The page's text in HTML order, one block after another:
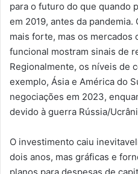
para o futuro do que quando
em 2019, antes da
mais forte, mas os mercados
funcional mostram sinais de
Regionalmente, os níveis de
exemplo, Ásia e América do
negociações em 2023,
devido à guerra Rússia/
O investimento caiu
dois anos, mas gráficas e